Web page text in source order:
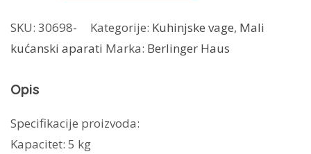
Gold
kuhinjska
BH-
9424
količina
SKU: 30698- Kategorije: Kuhinjske vage, Mali
kućanski aparati Marka: Berlinger Haus
Opis
Specifikacije proizvoda:
Kapacitet: 5 kg